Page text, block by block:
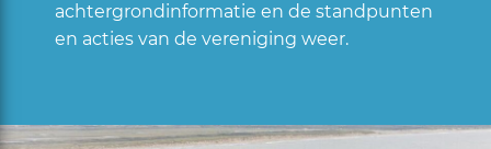
achtergrondinformatie en de standpunten
en acties van de vereniging weer.